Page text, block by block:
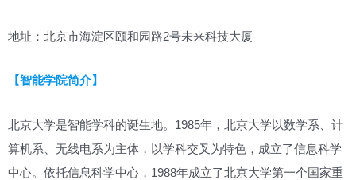
地址：北京市海淀区颐和园路2号未来科技大厦
【智能学院简介】
北京大学是智能学科的诞生地。1985年，北京大学以数学系、计
算机系、无线电系为主体，以学科交叉为特色，成立了信息科学
中心。依托信息科学中心，1988年成立了北京大学第一个国家重